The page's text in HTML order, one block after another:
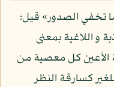
تخفي الصدور» قيل:
و اللاغية بمعنى
الأعين كل معصية من
كسارقة النظر